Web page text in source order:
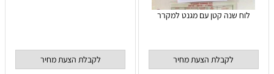
לוח שנה קטן עם מגנט למקרר
לקבלת הצעת מחיר לקבלת הצעת מחיר